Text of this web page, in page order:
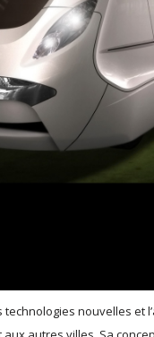
technologies nouvelles